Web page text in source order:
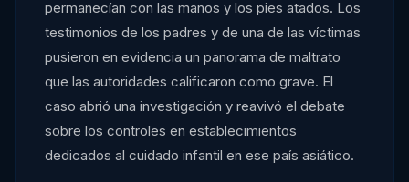
permanecían con las manos y los pies atados. Los
testimonios de los padres y de una de las víctimas
pusieron en evidencia un panorama de maltrato
que las autoridades calificaron como grave. El
caso abrió una investigación y reavivó el debate
sobre los controles en establecimientos
dedicados al cuidado infantil en ese país asiático.